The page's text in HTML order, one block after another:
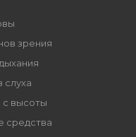
зрения
слуха
с высоты
средства